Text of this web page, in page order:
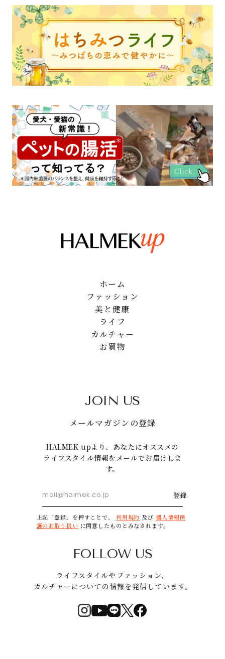
ホーム
ファッション
美と健康
ライフ
カルチャー
お買物
JOIN US
メールマガジンの登録
HALMEK upより、あなたにオススメの
ライフスタイル情報をメールでお届けしま
す。
登録
上記「登録」を押すことで、 利用規約 及び 個人情報保
護のお取り扱い に同意したものとみなされます。
FOLLOW US
ライフスタイルやファッション、
カルチャーについての情報を発信しています。